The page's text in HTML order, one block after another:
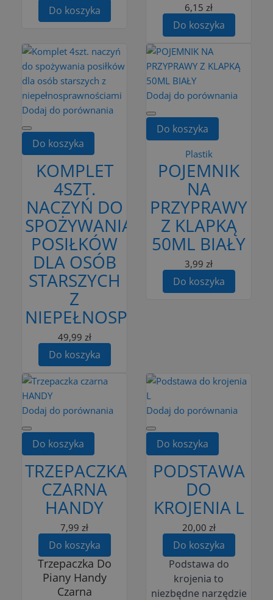
Do koszyka 6,15 zł
Do koszyka
Dodaj do porównania
Do koszyka
KOMPLET
4SZT.
NACZYŃ DO
SPOŻYWANIA
POSIŁKÓW
DLA OSÓB
STARSZYCH
Z
NIEPEŁNOSPRAWNOŚCIAMI
49,99 zł
Do koszyka
Dodaj do porównania
Do koszyka
Plastik
POJEMNIK
NA
PRZYPRAWY
Z KLAPKĄ
50ML BIAŁY
3,99 zł
Do koszyka
Dodaj do porównania
Do koszyka
TRZEPACZKA
CZARNA
HANDY
7,99 zł
Do koszyka
Trzepaczka Do
Piany Handy
Czarna
Dodaj do porównania
Do koszyka
PODSTAWA
DO
KROJENIA L
20,00 zł
Do koszyka
Podstawa do
krojenia to
niezbędne narzędzie